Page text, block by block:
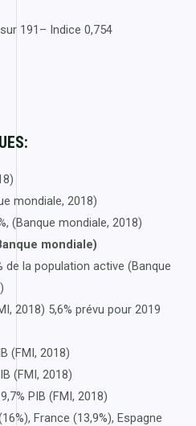
191– Indice 0,754
mondiale, 2018)
(Banque mondiale, 2018)
mondiale)
de la population active (Banque
2018) 5,6% prévu pour 2019
(FMI, 2018)
(FMI, 2018)
PIB (FMI, 2018)
France (13,9%), Espagne